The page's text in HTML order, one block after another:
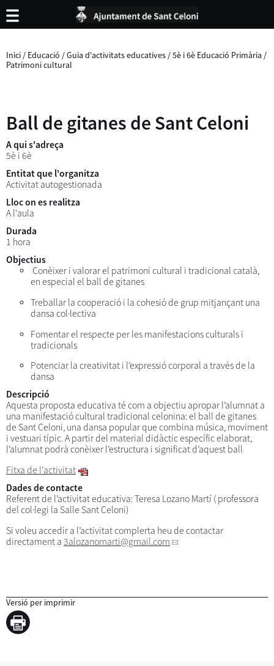
Inici / Educació /Guia d'activitats educatives /5è i 6è Educació Primària /
Patrimoni cultural
Ball de gitanes de Sant Celoni
A qui s'adreça
5è i 6è
Entitat que l'organitza
Activitat autogestionada
Lloc on es realitza
A l'aula
Durada
1 hora
Objectius
Conèixer i valorar el patrimoni cultural i tradicional català,
en especial el ball de gitanes
Treballar la cooperació i la cohesió de grup mitjançant una
dansa col·lectiva
Fomentar el respecte per les manifestacions culturals i
tradicionals
Potenciar la creativitat i l’expressió corporal a través de la
dansa
Descripció
Aquesta proposta educativa té com a objectiu apropar l’alumnat a
una manifestació cultural tradicional celonina: el ball de gitanes
de Sant Celoni, una dansa popular que combina música, moviment
i vestuari típic. A partir del material didàctic específic elaborat,
l’alumnat podrà conèixer l’estructura i significat d’aquest ball
Fitxa de l'activitat
Dades de contacte
Referent de l’activitat educativa: Teresa Lozano Martí ( professora
del col·legi la Salle Sant Celoni)
Si voleu accedir a l’activitat complerta heu de contactar
directament a 3alozanomarti@gmail.com
Versió per imprimir